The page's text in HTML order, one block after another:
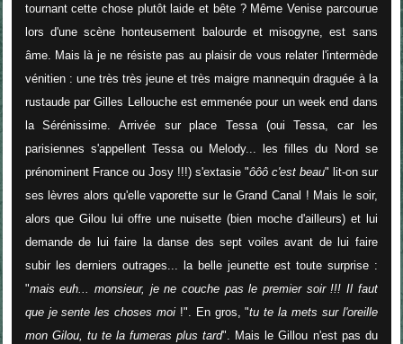
tournant cette chose plutôt laide et bête ? Même Venise parcourue
lors d'une scène honteusement balourde et misogyne, est sans
âme. Mais là je ne résiste pas au plaisir de vous relater l'intermède
vénitien : une très très jeune et très maigre mannequin draguée à la
rustaude par Gilles Lellouche est emmenée pour un week end dans
la Sérénissime. Arrivée sur place Tessa (oui Tessa, car les
parisiennes s'appellent Tessa ou Melody... les filles du Nord se
prénominent France ou Josy !!!) s'extasie "ôôô c'est beau" lit-on sur
ses lèvres alors qu'elle vaporette sur le Grand Canal ! Mais le soir,
alors que Gilou lui offre une nuisette (bien moche d'ailleurs) et lui
demande de lui faire la danse des sept voiles avant de lui faire
subir les derniers outrages... la belle jeunette est toute surprise :
"mais euh... monsieur, je ne couche pas le premier soir !!! Il faut
que je sente les choses moi !". En gros, "tu te la mets sur l'oreille
mon Gilou, tu te la fumeras plus tard". Mais le Gillou n'est pas du